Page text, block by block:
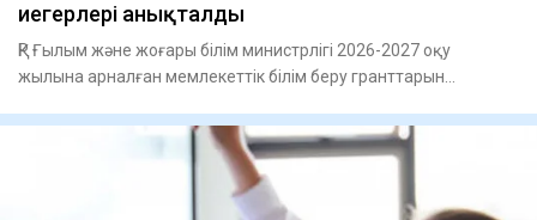
иегерлері анықталды
ҚР Ғылым және жоғары білім министрлігі 2026-2027 оқу
жылына арналған мемлекеттік білім беру гранттарын